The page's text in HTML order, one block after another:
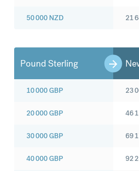
50 000 NZD 21
Pound Sterling
10 000GBP
20 000GBP
30 000GBP
40 000GBP
23
46
69
92